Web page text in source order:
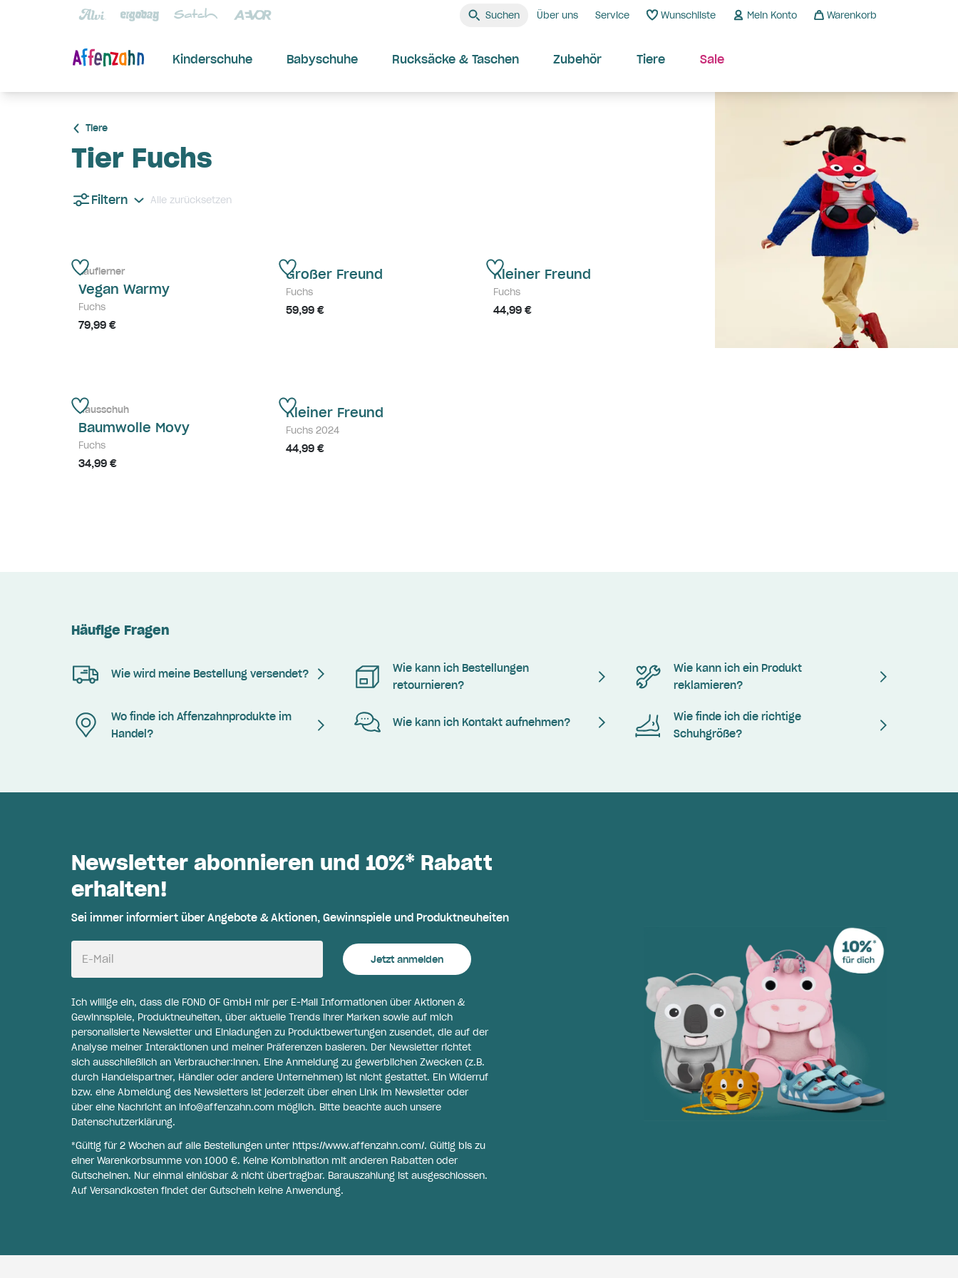
Suchen Über uns Service Wunschliste Mein Konto Warenkorb
Kinderschuhe Babyschuhe Rucksäcke & Taschen Zubehör Tiere Sale
Tiere
Tier Fuchs
Filtern Alle zurücksetzen
Lauflerner
Vegan Warmy
Fuchs
79,99 €
Großer Freund
Fuchs
59,99 €
Kleiner Freund
Fuchs
44,99 €
Hausschuh
Baumwolle Movy
Fuchs
34,99 €
Kleiner Freund
Fuchs 2024
44,99 €
Häufige Fragen
Wie wird meine Bestellung versendet?
Wie kann ich Bestellungen
retournieren?
Wie kann ich ein Produkt
reklamieren?
Wo finde ich Affenzahnprodukte im
Handel?
Wie kann ich Kontakt aufnehmen?
Wie finde ich die richtige
Schuhgröße?
Newsletter abonnieren und 10%* Rabatt
erhalten!
Sei immer informiert über Angebote & Aktionen, Gewinnspiele und Produktneuheiten
E-Mail Jetzt anmelden
Ich willige ein, dass die FOND OF GmbH mir per E-Mail Informationen über Aktionen &
Gewinnspiele, Produktneuheiten, über aktuelle Trends ihrer Marken sowie auf mich
personalisierte Newsletter und Einladungen zu Produktbewertungen zusendet, die auf der
Analyse meiner Interaktionen und meiner Präferenzen basieren. Der Newsletter richtet
sich ausschließlich an Verbraucher:innen. Eine Anmeldung zu gewerblichen Zwecken (z.B.
durch Handelspartner, Händler oder andere Unternehmen) ist nicht gestattet. Ein Widerruf
bzw. eine Abmeldung des Newsletters ist jederzeit über einen Link im Newsletter oder
über eine Nachricht an info@affenzahn.com möglich. Bitte beachte auch unsere
Datenschutzerklärung.
*Gültig für 2 Wochen auf alle Bestellungen unter https://www.affenzahn.com/. Gültig bis zu
einer Warenkorbsumme von 1000 €. Keine Kombination mit anderen Rabatten oder
Gutscheinen. Nur einmal einlösbar & nicht übertragbar. Barauszahlung ist ausgeschlossen.
Auf Versandkosten findet der Gutschein keine Anwendung.